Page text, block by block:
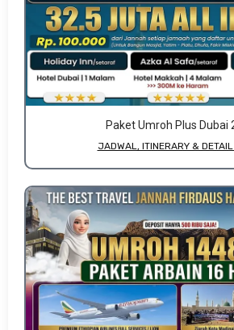
Paket Umroh Plus Dubai
JADWAL, ITINERARY &